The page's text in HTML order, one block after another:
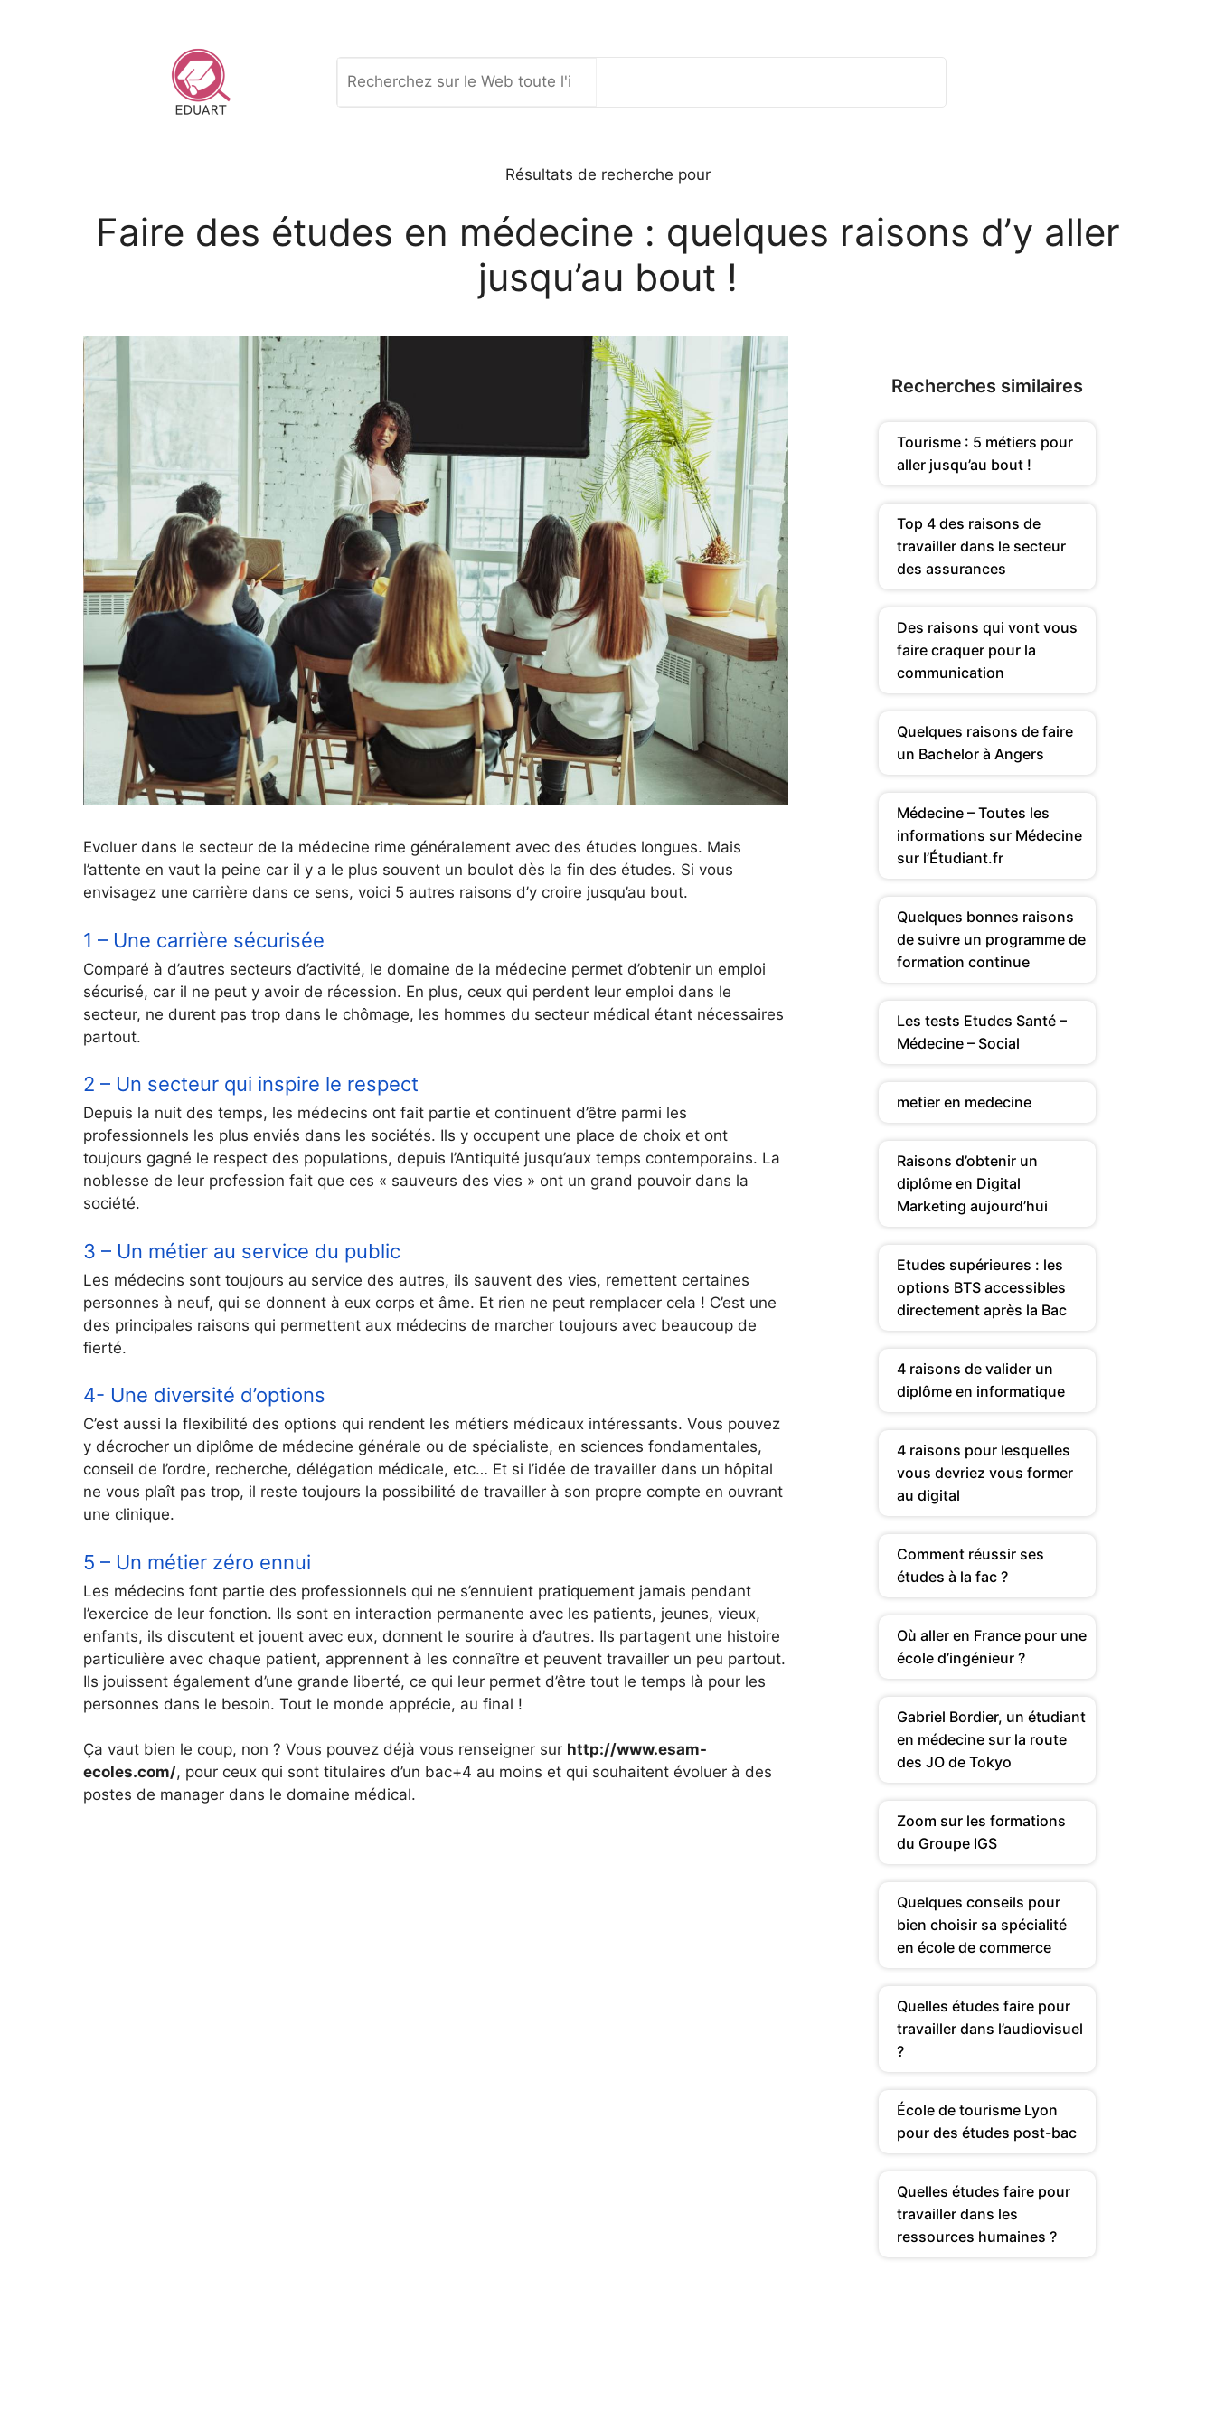
Résultats de recherche pour
Faire des études en médecine : quelques raisons d’y aller
jusqu’au bout !
Evoluer dans le secteur de la médecine rime généralement avec des études longues. Mais
l’attente en vaut la peine car il y a le plus souvent un boulot dès la fin des études. Si vous
envisagez une carrière dans ce sens, voici 5 autres raisons d’y croire jusqu’au bout.
1 – Une carrière sécurisée
Comparé à d’autres secteurs d’activité, le domaine de la médecine permet d’obtenir un emploi
sécurisé, car il ne peut y avoir de récession. En plus, ceux qui perdent leur emploi dans le
secteur, ne durent pas trop dans le chômage, les hommes du secteur médical étant nécessaires
partout.
2 – Un secteur qui inspire le respect
Depuis la nuit des temps, les médecins ont fait partie et continuent d’être parmi les
professionnels les plus enviés dans les sociétés. Ils y occupent une place de choix et ont
toujours gagné le respect des populations, depuis l’Antiquité jusqu’aux temps contemporains. La
noblesse de leur profession fait que ces « sauveurs des vies » ont un grand pouvoir dans la
société.
3 – Un métier au service du public
Les médecins sont toujours au service des autres, ils sauvent des vies, remettent certaines
personnes à neuf, qui se donnent à eux corps et âme. Et rien ne peut remplacer cela ! C’est une
des principales raisons qui permettent aux médecins de marcher toujours avec beaucoup de
fierté.
4- Une diversité d’options
C’est aussi la flexibilité des options qui rendent les métiers médicaux intéressants. Vous pouvez
y décrocher un diplôme de médecine générale ou de spécialiste, en sciences fondamentales,
conseil de l’ordre, recherche, délégation médicale, etc… Et si l’idée de travailler dans un hôpital
ne vous plaît pas trop, il reste toujours la possibilité de travailler à son propre compte en ouvrant
une clinique.
5 – Un métier zéro ennui
Les médecins font partie des professionnels qui ne s’ennuient pratiquement jamais pendant
l’exercice de leur fonction. Ils sont en interaction permanente avec les patients, jeunes, vieux,
enfants, ils discutent et jouent avec eux, donnent le sourire à d’autres. Ils partagent une histoire
particulière avec chaque patient, apprennent à les connaître et peuvent travailler un peu partout.
Ils jouissent également d’une grande liberté, ce qui leur permet d’être tout le temps là pour les
personnes dans le besoin. Tout le monde apprécie, au final !
Ça vaut bien le coup, non ? Vous pouvez déjà vous renseigner sur http://www.esam-
ecoles.com/, pour ceux qui sont titulaires d’un bac+4 au moins et qui souhaitent évoluer à des
postes de manager dans le domaine médical.
Recherches similaires
Tourisme : 5 métiers pour
aller jusqu’au bout !
Top 4 des raisons de
travailler dans le secteur
des assurances
Des raisons qui vont vous
faire craquer pour la
communication
Quelques raisons de faire
un Bachelor à Angers
Médecine – Toutes les
informations sur Médecine
sur l’Étudiant.fr
Quelques bonnes raisons
de suivre un programme de
formation continue
Les tests Etudes Santé –
Médecine – Social
metier en medecine
Raisons d’obtenir un
diplôme en Digital
Marketing aujourd’hui
Etudes supérieures : les
options BTS accessibles
directement après la Bac
4 raisons de valider un
diplôme en informatique
4 raisons pour lesquelles
vous devriez vous former
au digital
Comment réussir ses
études à la fac ?
Où aller en France pour une
école d’ingénieur ?
Gabriel Bordier, un étudiant
en médecine sur la route
des JO de Tokyo
Zoom sur les formations
du Groupe IGS
Quelques conseils pour
bien choisir sa spécialité
en école de commerce
Quelles études faire pour
travailler dans l’audiovisuel
?
École de tourisme Lyon
pour des études post-bac
Quelles études faire pour
travailler dans les
ressources humaines ?